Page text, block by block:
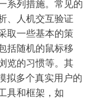
系列措施。常见的
、人机交互验证
取一些基本的策
括随机的鼠标移
览的习惯等。其
拟多个真实用户的
具和框架，如